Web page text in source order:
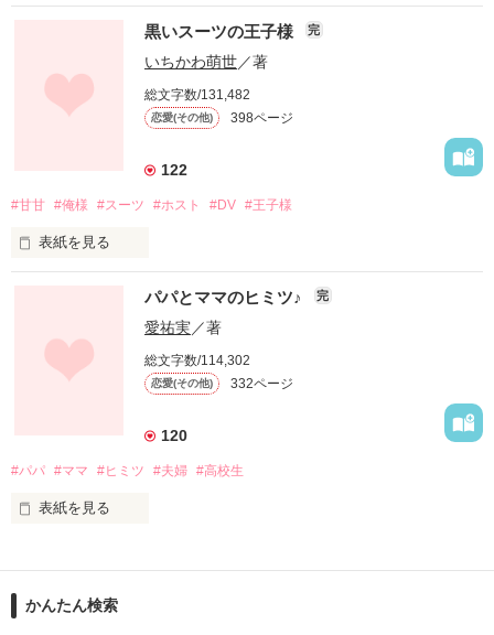
何色とも形容しがたい生物が
肩に当たり通り過ぎていく
気づいたらここにいたように、
辿り着いたらそこに根付いて
でも私は振り向いてしまった
最後に捜してしまった
黒いスーツの王子様 完
いちかわ萌世／著
総文字数/131,482
恋愛(その他) 398ページ
122
#甘甘 #俺様 #スーツ #ホスト #DV #王子様
表紙を見る
そんなあたしを救ってくれた
黒いスーツの王子様
『‥俺のそばにいな。』
あたしの人生が変わる。
パパとママのヒミツ♪ 完
愛祐実／著
総文字数/114,302
恋愛(その他) 332ページ
120
#パパ #ママ #ヒミツ #夫婦 #高校生
表紙を見る
クールでイケメン
かんたん検索